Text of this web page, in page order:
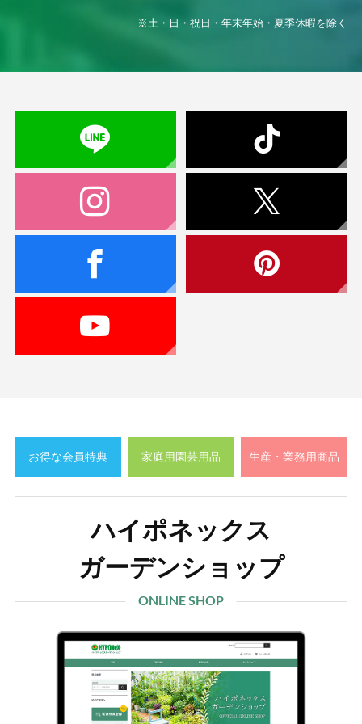
※土・日・祝日・年末年始・夏季休暇を除く
お得な会員特典 家庭用園芸用品 生産・業務用商品
ハイポネックス
ガーデンショップ
ONLINE SHOP